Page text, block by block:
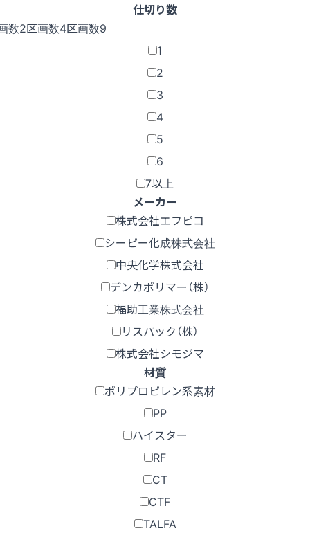
仕切り数
数2区画数4区画数9
1
2
3
4
5
6
7以上
メーカー
株式会社エフピコ
シーピー化成株式会社
中央化学株式会社
デンカポリマー（株）
福助工業株式会社
リスパック（株）
株式会社シモジマ
材質
ポリプロピレン系素材
PP
ハイスター
RF
CT
CTF
TALFA